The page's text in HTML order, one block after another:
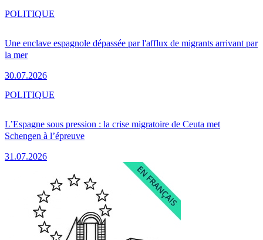
Une enclave espagnole dépassée par l'afflux de migrants arrivant par
la mer
30.07.2026
POLITIQUE
L’Espagne sous pression : la crise migratoire de Ceuta met
Schengen à l’épreuve
31.07.2026
POLITIQUE